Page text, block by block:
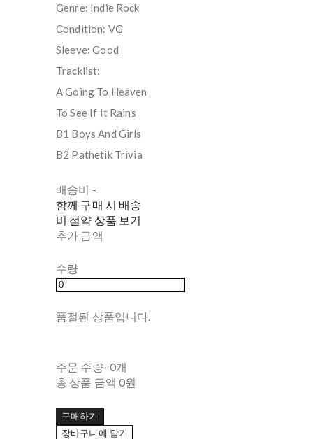
Genre: Indie Rock
Condition: VG
Sleeve: Good
Tracklist:
A Going To Heaven
To See If It Rains
B1 Boys And Girls
B2 Pathetik Trivia
배송비 -
함께 구매 시 배송
비 절약 상품 보기
추가 금액
수량
품절된 상품입니다.
주문 수량 0개
총 상품 금액 0원
구매하기
장바구니에 담기